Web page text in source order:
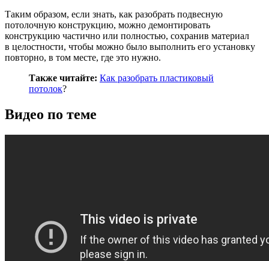
Таким образом, если знать, как разобрать подвесную
потолочную конструкцию, можно демонтировать
конструкцию частично или полностью, сохранив материал
в целостности, чтобы можно было выполнить его установку
повторно, в том месте, где это нужно.
Также читайте: Как разобрать пластиковый
потолок?
Видео по теме